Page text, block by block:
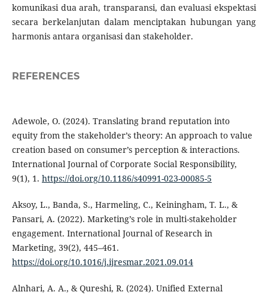
komunikasi dua arah, transparansi, dan evaluasi ekspektasi
secara berkelanjutan dalam menciptakan hubungan yang
harmonis antara organisasi dan stakeholder.
REFERENCES
Adewole, O. (2024). Translating brand reputation into
equity from the stakeholder’s theory: An approach to value
creation based on consumer’s perception & interactions.
International Journal of Corporate Social Responsibility,
9(1), 1. https://doi.org/10.1186/s40991-023-00085-5
Aksoy, L., Banda, S., Harmeling, C., Keiningham, T. L., &
Pansari, A. (2022). Marketing’s role in multi-stakeholder
engagement. International Journal of Research in
Marketing, 39(2), 445–461.
https://doi.org/10.1016/j.ijresmar.2021.09.014
Alnhari, A. A., & Qureshi, R. (2024). Unified External